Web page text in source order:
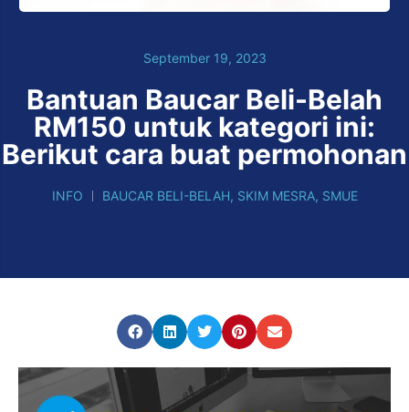
September 19, 2023
Bantuan Baucar Beli-Belah
RM150 untuk kategori ini:
Berikut cara buat permohonan
INFO BAUCAR BELI-BELAH, SKIM MESRA, SMUE